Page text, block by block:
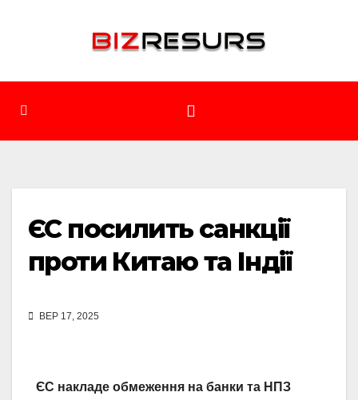
ЄС посилить санкції
проти Китаю та Індії
ВЕР 17, 2025
ЄС накладе обмеження на банки та НПЗ